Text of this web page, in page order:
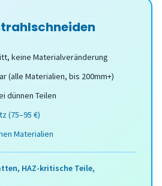
keine Materialveränderung
(alle Materialien, bis 200mm+)
dünnen Teilen
(75–95 €)
Materialien
HAZ-kritische Teile,